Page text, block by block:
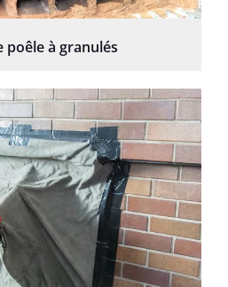
poêle à granulés